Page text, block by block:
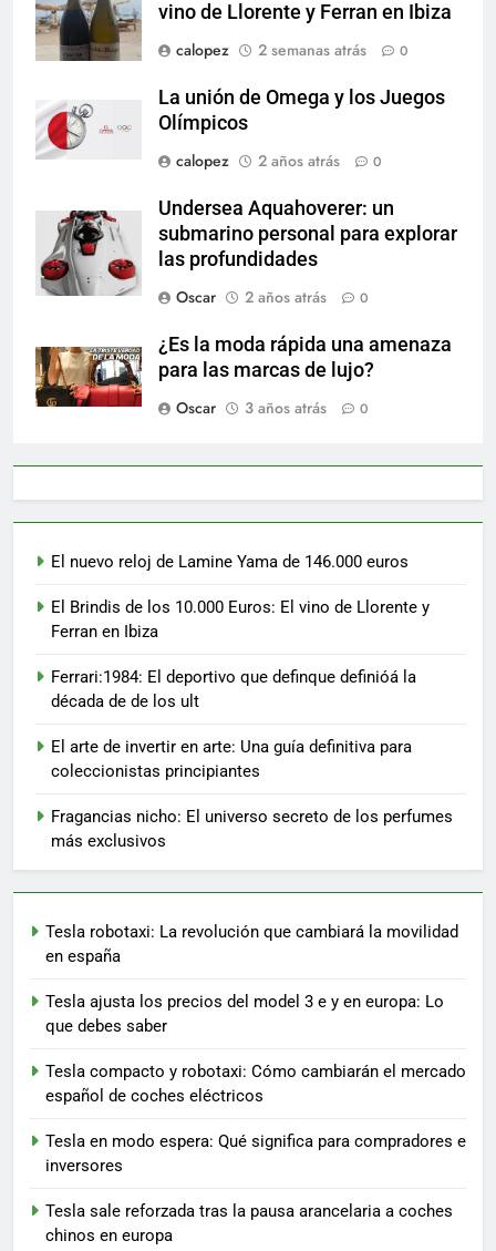
vino de Llorente y Ferran en Ibiza
calopez
2 semanas atrás 0
La unión de Omega y los Juegos
Olímpicos
calopez
2 años atrás 0
Undersea Aquahoverer: un
submarino personal para explorar
las profundidades
Oscar
2 años atrás 0
¿Es la moda rápida una amenaza
para las marcas de lujo?
Oscar
3 años atrás 0
El nuevo reloj de Lamine Yama de 146.000 euros
El Brindis de los 10.000 Euros: El vino de Llorente y
Ferran en Ibiza
Ferrari:1984: El deportivo que definque definióá la
década de de los ult
El arte de invertir en arte: Una guía definitiva para
coleccionistas principiantes
Fragancias nicho: El universo secreto de los perfumes
más exclusivos
Tesla robotaxi: La revolución que cambiará la movilidad
en españa
Tesla ajusta los precios del model 3 e y en europa: Lo
que debes saber
Tesla compacto y robotaxi: Cómo cambiarán el mercado
español de coches eléctricos
Tesla en modo espera: Qué significa para compradores e
inversores
Tesla sale reforzada tras la pausa arancelaria a coches
chinos en europa